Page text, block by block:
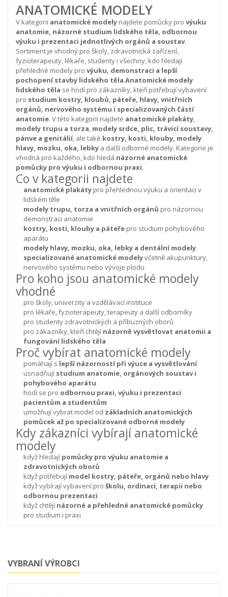
ANATOMICKÉ MODELY
V kategorii anatomické modely najdete pomůcky pro výuku
anatomie, názorné studium lidského těla, odbornou
výuku i prezentaci jednotlivých orgánů a soustav.
Sortiment je vhodný pro školy, zdravotnická zařízení,
fyzioterapeuty, lékaře, studenty i všechny, kdo hledají
přehledné modely pro výuku, demonstraci a lepší
pochopení stavby lidského těla.Anatomické modely
lidského těla se hodí pro zákazníky, kteří potřebují vybavení
pro studium kostry, kloubů, páteře, hlavy, vnitřních
orgánů, nervového systému i specializovaných částí
anatomie. V této kategorii najdete anatomické plakáty,
modely trupu a torza, modely srdce, plic, trávicí soustavy,
pánve a genitálií, ale také kostry, kosti, klouby, modely
hlavy, mozku, oka, lebky a další odborné modely. Kategorie je
vhodná pro každého, kdo hledá názorné anatomické
pomůcky pro výuku i odbornou praxi.
Co v kategorii najdete
anatomické plakáty pro přehlednou výuku a orientaci v
lidském těle
modely trupu, torza a vnitřních orgánů pro názornou
demonstraci anatomie
kostry, kosti, klouby a páteře pro studium pohybového
aparátu
modely hlavy, mozku, oka, lebky a dentální modely
specializované anatomické modelyvčetně akupunktury,
nervového systému nebo vývoje plodu
Pro koho jsou anatomické modely
vhodné
pro školy, univerzity a vzdělávací instituce
pro lékaře, fyzioterapeuty, terapeuty a další odborníky
pro studenty zdravotnických a příbuzných oborů
pro zákazníky, kteří chtějí názorně vysvětlovat anatomii a
fungování lidského těla
Proč vybírat anatomické modely
pomáhají s lepší názorností při výuce a vysvětlování
usnadňují studium anatomie, orgánových soustav i
pohybového aparátu
hodí se pro odbornou praxi, výuku i prezentaci
pacientům a studentům
umožňují vybrat model od základních anatomických
pomůcek až po specializované odborné modely
Kdy zákazníci vybírají anatomické
modely
když hledají pomůcky pro výuku anatomie a
zdravotnických oborů
když potřebují model kostry, páteře, orgánů nebo hlavy
když vybírají vybavení pro školu, ordinaci, terapii nebo
odbornou prezentaci
když chtějí názorné a přehledné anatomické pomůcky
pro studium i praxi
VYBRANÍ VÝROBCI